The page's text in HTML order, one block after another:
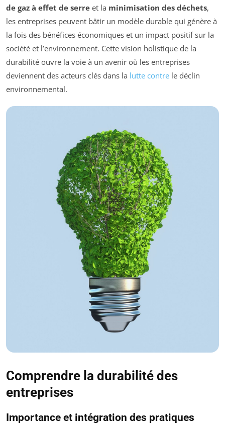
de gaz à effet de serre et la minimisation des déchets,
les entreprises peuvent bâtir un modèle durable qui génère à
la fois des bénéfices économiques et un impact positif sur la
société et l’environnement. Cette vision holistique de la
durabilité ouvre la voie à un avenir où les entreprises
deviennent des acteurs clés dans la lutte contre le déclin
environnemental.
Comprendre la durabilité des
entreprises
Importance et intégration des pratiques